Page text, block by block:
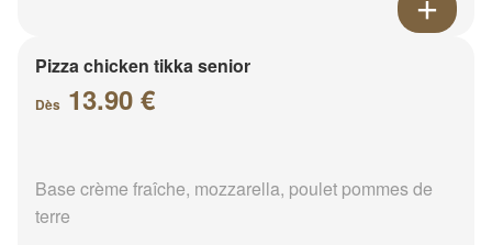
Pizza chicken tikka senior
Dès 13.90 €
Base crème fraîche, mozzarella, poulet pommes de
terre